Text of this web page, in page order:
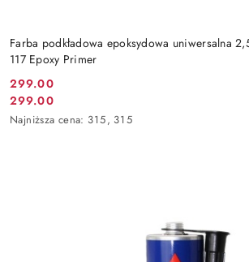
Farba podkładowa epoksydowa uniwersalna
117 Epoxy Primer
Cena
promocyjna:
299.00
Cena
promocyjna:
299.00
Najniższa
Najniższa cena: 315, 315